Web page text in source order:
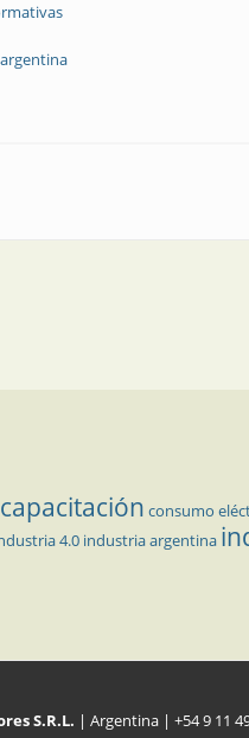
capacitación consumo
4.0 industria argentina
S.R.L. | Argentina | +54 9 11